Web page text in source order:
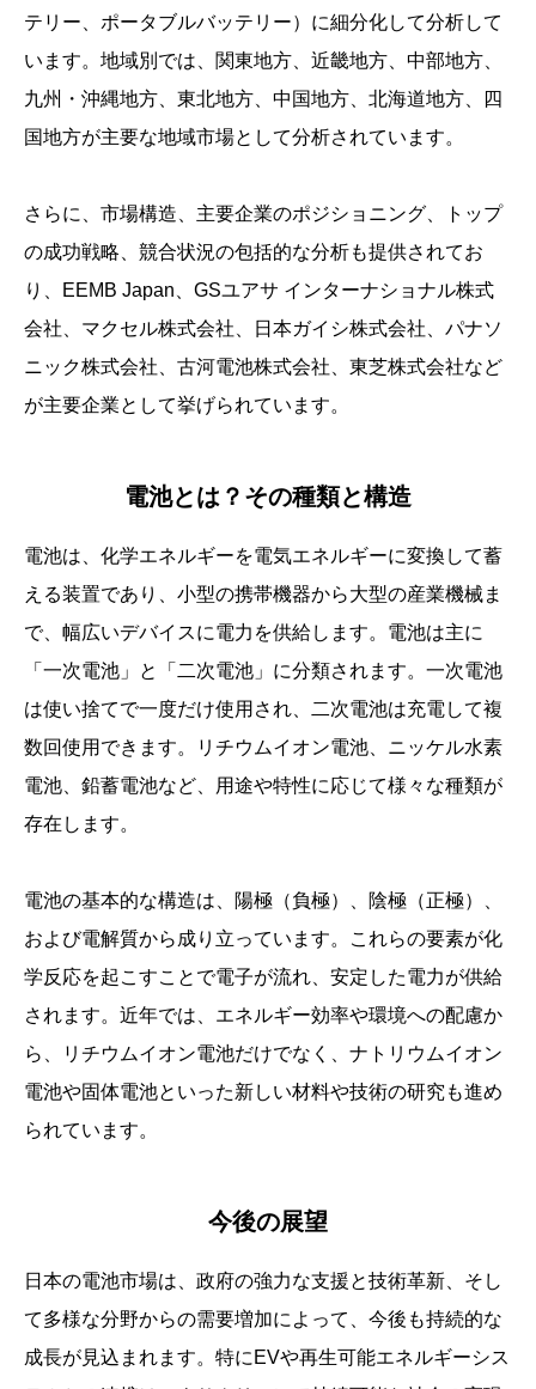
テリー、ポータブルバッテリー）に細分化して分析して
います。地域別では、関東地方、近畿地方、中部地方、
九州・沖縄地方、東北地方、中国地方、北海道地方、四
国地方が主要な地域市場として分析されています。
さらに、市場構造、主要企業のポジショニング、トップ
の成功戦略、競合状況の包括的な分析も提供されてお
り、EEMB Japan、GSユアサ インターナショナル株式
会社、マクセル株式会社、日本ガイシ株式会社、パナソ
ニック株式会社、古河電池株式会社、東芝株式会社など
が主要企業として挙げられています。
電池とは？その種類と構造
電池は、化学エネルギーを電気エネルギーに変換して蓄
える装置であり、小型の携帯機器から大型の産業機械ま
で、幅広いデバイスに電力を供給します。電池は主に
「一次電池」と「二次電池」に分類されます。一次電池
は使い捨てで一度だけ使用され、二次電池は充電して複
数回使用できます。リチウムイオン電池、ニッケル水素
電池、鉛蓄電池など、用途や特性に応じて様々な種類が
存在します。
電池の基本的な構造は、陽極（負極）、陰極（正極）、
および電解質から成り立っています。これらの要素が化
学反応を起こすことで電子が流れ、安定した電力が供給
されます。近年では、エネルギー効率や環境への配慮か
ら、リチウムイオン電池だけでなく、ナトリウムイオン
電池や固体電池といった新しい材料や技術の研究も進め
られています。
今後の展望
日本の電池市場は、政府の強力な支援と技術革新、そし
て多様な分野からの需要増加によって、今後も持続的な
成長が見込まれます。特にEVや再生可能エネルギーシス